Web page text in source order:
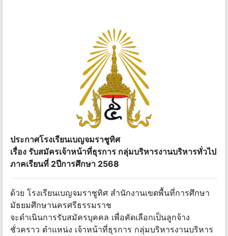
ประกาศโรงเรียนเบญจมราชูทิศ
เรื่อง รับสมัครเจ้าหน้าที่ธุรการ กลุ่มบริหารงานบริหารทั่วไป
ภาคเรียนที่ 2ปีการศึกษา 2568
ด้วย โรงเรียนเบญจมราชูทิศ สำนักงานเขตพื้นที่การศึกษา
มัธยมศึกษานครศรีธรรมราช
จะดำเนินการรับสมัครบุคคล เพื่อคัดเลือกเป็นลูกจ้าง
ชั่วคราว ตำแหน่ง เจ้าหน้าที่ธุรการ กลุ่มบริหารงานบริหาร